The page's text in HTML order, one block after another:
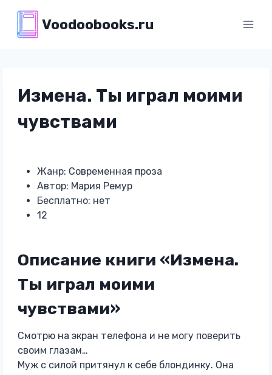
содержимому
Voodoobooks.ru
Измена. Ты играл моими
чувствами
Жанр: Современная проза
Автор: Мария Ремур
Бесплатно: нет
12
Описание книги «Измена.
Ты играл моими
чувствами»
Смотрю на экран телефона и не могу поверить
своим глазам…
Муж с силой притянул к себе блондинку. Она